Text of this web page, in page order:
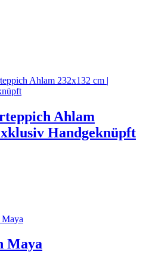
Ahlam
Handgeknüpft
Maya